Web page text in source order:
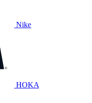
Nike
HOKA